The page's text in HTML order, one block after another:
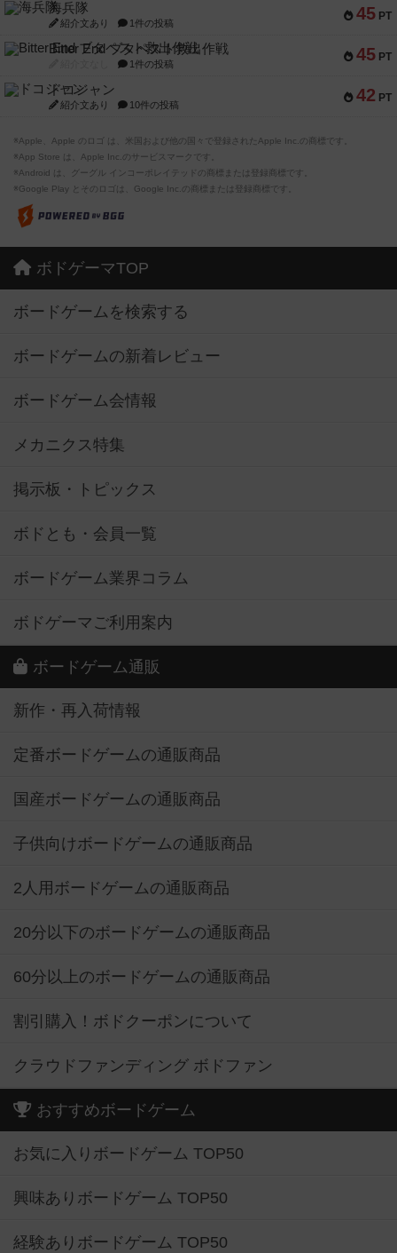
45 PT
海兵隊
紹介文あり 1件の投稿
45 PT
Bitter End ブタペスト救出作戦
1件の投稿
42 PT
ドコジャン
紹介文あり 10件の投稿
※Apple、Apple のロゴ は、米国および他の国々で登録されたApple Inc.の商標です。
※App Store は、Apple Inc.のサービスマークです。
※Android は、グーグル インコーポレイテッドの商標または登録商標です。
※Google Play とそのロゴは、Google Inc.の商標または登録商標です。
ボドゲーマTOP
ボードゲームを検索する
ボードゲームの新着レビュー
ボードゲーム会情報
メカニクス特集
掲示板・トピックス
ボドとも・会員一覧
ボードゲーム業界コラム
ボドゲーマご利用案内
ボードゲーム通販
新作・再入荷情報
定番ボードゲームの通販商品
国産ボードゲームの通販商品
子供向けボードゲームの通販商品
2人用ボードゲームの通販商品
20分以下のボードゲームの通販商品
60分以上のボードゲームの通販商品
割引購入！ボドクーポンについて
クラウドファンディング ボドファン
おすすめボードゲーム
お気に入りボードゲーム TOP50
興味ありボードゲーム TOP50
経験ありボードゲーム TOP50